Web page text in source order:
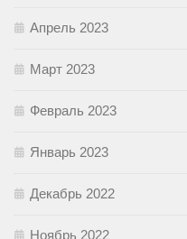
Апрель 2023
Март 2023
Февраль 2023
Январь 2023
Декабрь 2022
Ноябрь 2022